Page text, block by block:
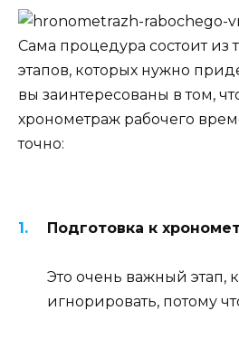
Сама процедура состоит из
этапов, которых нужно
вы заинтересованы в том,
хронометраж рабочего
точно:
Подготовка к
Это очень важный этап,
игнорировать, потому